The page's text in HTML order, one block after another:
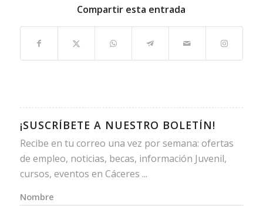
Compartir esta entrada
¡SUSCRÍBETE A NUESTRO BOLETÍN!
Recibe en tu correo una vez por semana: ofertas
de empleo, noticias, becas, información Juvenil,
cursos, eventos en Cáceres ...
Nombre